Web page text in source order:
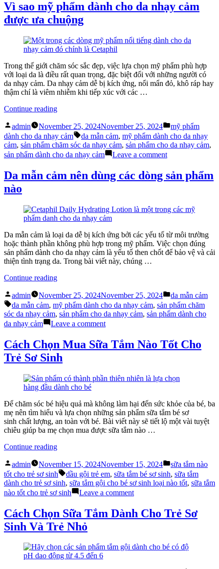
và
Sữa
Tắm
Toàn”
Dẫn
Lựa
Chọn
Dầu
Gội
Trẻ
Em
và
Sữa
Tắm
An
Vì sao mỹ phẩm dành cho da nhạy cảm
được ưa chuộng
Trong thế giới chăm sóc sắc đẹp, việc lựa chọn mỹ phẩm phù hợp
với loại da là điều rất quan trọng, đặc biệt đối với những người có
da nhạy cảm. Da nhạy cảm dễ bị kích ứng, nổi mẩn đỏ, khô ráp hay
thậm chí là viêm nhiễm khi tiếp xúc với các …
Continue reading“Vì
mỹ
phẩm
dành
cho
da
cảm
chuộng”
Posted
by
admin November 25, 2024November 25, 2024
Posted
in
mỹ phẩm
dành cho da nhạy cảm
Tags:
da mẫn cảm, mỹ phẩm dành cho da nhạy
cảm, sản phẩm chăm sóc da nhạy cảm, sản phẩm cho da nhạy cảm,
sản phẩm dành cho da nhạy cảm
Leave a commenton
sao
mỹ
cho
da
cảm
được
ưa
Da mẫn cảm nên dùng các dòng sản phẩm
nào
Da mẫn cảm là loại da dễ bị kích ứng bởi các yếu tố từ môi trường
hoặc thành phần không phù hợp trong mỹ phẩm. Việc chọn đúng
sản phẩm dành cho da nhạy cảm là yếu tố then chốt để bảo vệ và cải
thiện tình trạng da. Trong bài viết này, chúng …
Continue reading“Da
cảm
nên
dùng
các
dòng
sản
phẩm
nào”
Posted
by
admin November 25, 2024November 25, 2024
Posted
in
da mẫn cảm
Tags:
da mẫn cảm, mỹ phẩm dành cho da nhạy cảm, sản phẩm chăm
sóc da nhạy cảm, sản phẩm cho da nhạy cảm, sản phẩm dành cho
da nhạy cảm
Leave a commenton
mẫn
cảm
các
dòng
phẩm
nào
Cách Chọn Mua Sữa Tắm Nào Tốt Cho
Trẻ Sơ Sinh
Để chăm sóc bé hiệu quả mà không làm hại đến sức khỏe của bé, ba
mẹ nên tìm hiểu và lựa chọn những sản phẩm sữa tắm bé sơ
sinh chất lượng, an toàn với bé. Bài viết này sẽ tiết lộ một vài tuyệt
chiêu giúp ba mẹ chọn mua được sữa tắm nào …
Continue reading“Cách
Mua
Sữa
Tắm
Nào
Tốt
Cho
Trẻ
Sơ
Sinh”
Posted
by
admin November 15, 2024November 15, 2024
Posted
in
sữa tắm nào
tốt cho trẻ sơ sinh
Tags:
dầu gội trẻ em, sữa tắm bé sơ sinh, sữa tắm
dành cho trẻ sơ sinh, sữa tắm gội cho bé sơ sinh loại nào tốt, sữa tắm
nào tốt cho trẻ sơ sinh
Leave a commenton
Chọn
Mua
Nào
Tốt
Cách Chọn Sữa Tắm Dành Cho Trẻ Sơ
Sinh Và Trẻ Nhỏ